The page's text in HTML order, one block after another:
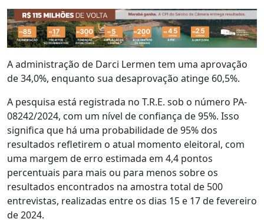
A administração de Darci Lermen tem uma aprovação
de 34,0%, enquanto sua desaprovação atinge 60,5%.
A pesquisa está registrada no T.R.E. sob o número PA-
08242/2024, com um nível de confiança de 95%. Isso
significa que há uma probabilidade de 95% dos
resultados refletirem o atual momento eleitoral, com
uma margem de erro estimada em 4,4 pontos
percentuais para mais ou para menos sobre os
resultados encontrados na amostra total de 500
entrevistas, realizadas entre os dias 15 e 17 de fevereiro
de 2024.